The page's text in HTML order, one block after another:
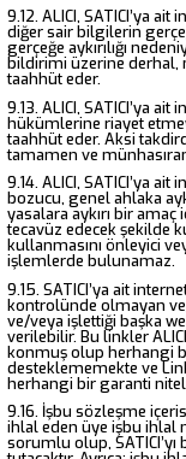
9.12. ALICI, SATICI’ya
diğer sair bilgilerin
gerçeğe aykırılığı
bildirimi üzerine derhal,
taahhüt eder.
9.13. ALICI, SATICI’ya
hükümlerine riayet
taahhüt eder. Aksi
tamamen ve münhasıran
9.14. ALICI, SATICI’ya
bozucu, genel ahlaka
yasalara aykırı bir amaç
tecavüz edecek şekilde
kullanmasını önleyici
işlemlerde bulunamaz.
9.15. SATICI’ya ait
kontrolünde olmayan
ve/veya işlettiği başka
verilebilir. Bu linkler
konmuş olup herhangi
desteklememekte ve
herhangi bir garanti
9.16. İşbu sözleşme
ihlal eden üye işbu ihlal
sorumlu olup,